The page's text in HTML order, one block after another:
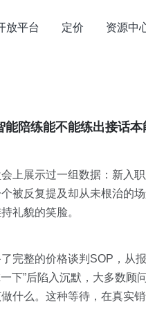
放平台 定价 资源中
陪练能不能练出接话本
上展示过一组数据：新入
被反复提及却从未根治
礼貌的笑脸。
完整的价格谈判SOP，从
一下”后陷入沉默，大多数
什么。这种等待，在真实